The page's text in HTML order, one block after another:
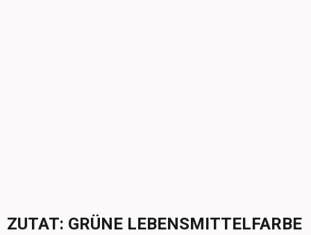
ZUTAT: GRÜNE LEBENSMITTELFARBE